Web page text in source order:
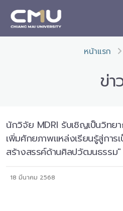
หน้าแรก
ข่า
นักวิจัย MDRI รับเชิญเป็นวิทย
เพิ่มศักยภาพแหล่งเรียนรู้สู่การ
สร้างสรรค์ด้านศิลปวัฒนธรรม"
18 มีนาคม 2568